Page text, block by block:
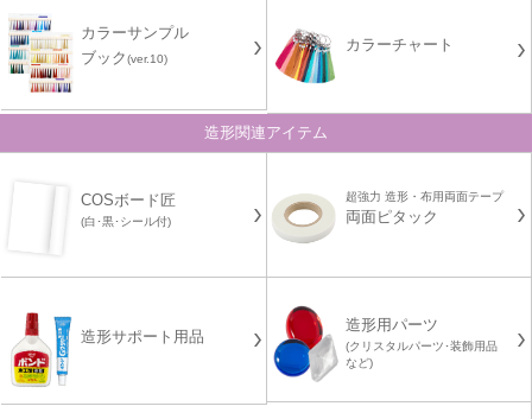
カラーサンプル
ブック(ver.10)
カラーチャート
造形関連アイテム
COSボード匠
(白･黒･シール付)
超強力 造形・布用両面テープ
両面ピタック
造形サポート用品
造形用パーツ
(クリスタルパーツ･装飾用品
など)